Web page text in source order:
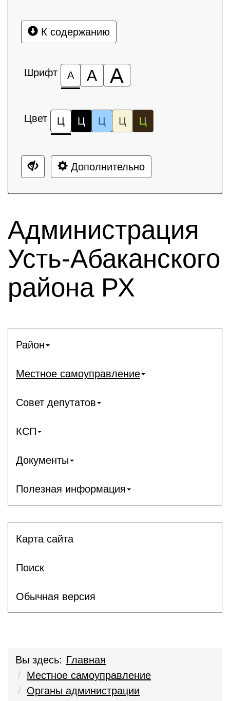
К содержанию
Шрифт А А А
Цвет Ц Ц Ц Ц Ц
Дополнительно
Администрация
Усть-Абаканского
района РХ
Район
Местное самоуправление
Совет депутатов
КСП
Документы
Полезная информация
Карта сайта
Поиск
Обычная версия
Вы здесь: Главная
Местное самоуправление
Органы администрации